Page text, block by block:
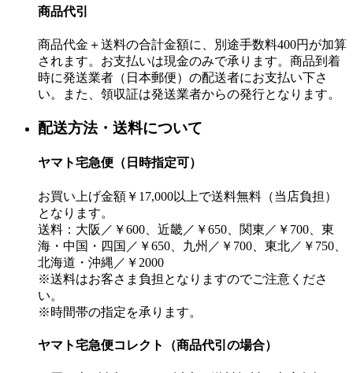
商品代引
商品代金＋送料の合計金額に、別途手数料400円が加算
されます。お支払いは現金のみで承ります。商品到着
時に発送業者（日本郵便）の配送者にお支払い下さ
い。また、領収証は発送業者からの発行となります。
配送方法・送料について
ヤマト宅急便（日時指定可）
お買い上げ金額￥17,000以上で送料無料（当店負担）
となります。
送料：大阪／￥600、近畿／￥650、関東／￥700、東
海・中国・四国／￥650、九州／￥700、東北／￥750、
北海道・沖縄／￥2000
※送料はお客さま負担となりますのでご注意くださ
い。
※時間帯の指定を承ります。
ヤマト宅急便コレクト（商品代引の場合）